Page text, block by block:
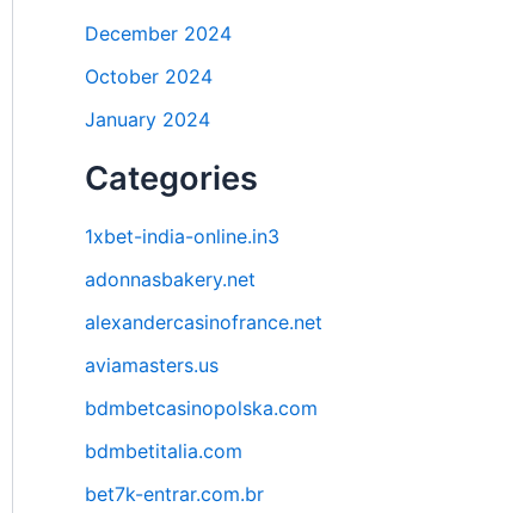
December 2024
October 2024
January 2024
Categories
1xbet-india-online.in3
adonnasbakery.net
alexandercasinofrance.net
aviamasters.us
bdmbetcasinopolska.com
bdmbetitalia.com
bet7k-entrar.com.br